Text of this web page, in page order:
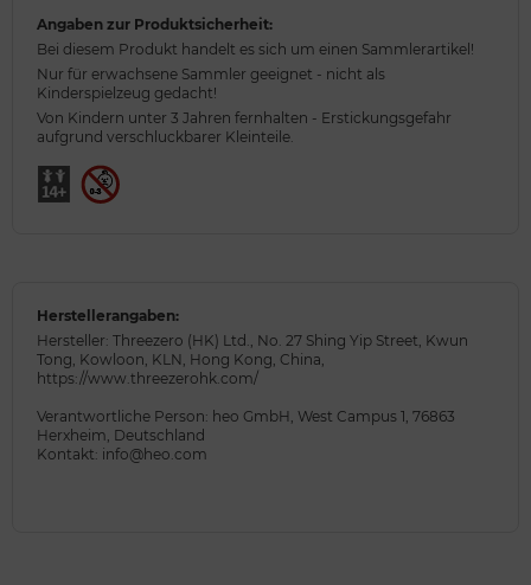
Angaben zur Produktsicherheit:
Bei diesem Produkt handelt es sich um einen Sammlerartikel!
Nur für erwachsene Sammler geeignet - nicht als
Kinderspielzeug gedacht!
Von Kindern unter 3 Jahren fernhalten - Erstickungsgefahr
aufgrund verschluckbarer Kleinteile.
Herstellerangaben:
Hersteller: Threezero (HK) Ltd., No. 27 Shing Yip Street, Kwun
Tong, Kowloon, KLN, Hong Kong, China,
https://www.threezerohk.com/
Verantwortliche Person: heo GmbH, West Campus 1, 76863
Herxheim, Deutschland
Kontakt: info@heo.com